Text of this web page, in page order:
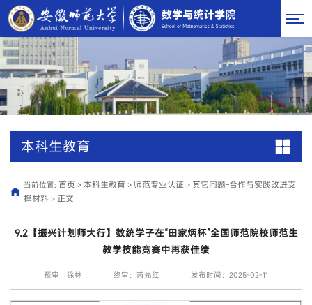
本科生教育
当前位置: 首页 > 本科生教育 > 师范专业认证 > 其它问题-合作与实践改进支
撑材料 > 正文
9.2【振兴计划师大行】数统学子在“田家炳杯”全国师范院校师范生
教学技能竞赛中再获佳绩
预审：徐林 终审：芮先红 发布时间：2025-02-11